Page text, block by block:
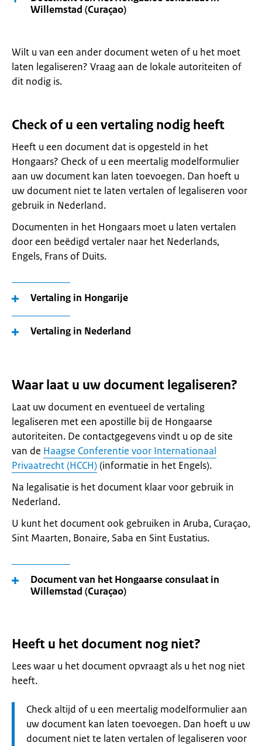
Willemstad (Curaçao)
Wilt u van een ander document weten of u het moet
laten legaliseren? Vraag aan de lokale autoriteiten of
dit nodig is.
Check of u een vertaling nodig heeft
Heeft u een document dat is opgesteld in het
Hongaars? Check of u een meertalig modelformulier
aan uw document kan laten toevoegen. Dan hoeft u
uw document niet te laten vertalen of legaliseren voor
gebruik in Nederland.
Documenten in het Hongaars moet u laten vertalen
door een beëdigd vertaler naar het Nederlands,
Engels, Frans of Duits.
Vertaling in Hongarije
Vertaling in Nederland
Waar laat u uw document legaliseren?
Laat uw document en eventueel de vertaling
legaliseren met een apostille bij de Hongaarse
autoriteiten. De contactgegevens vindt u op de site
van de Haagse Conferentie voor Internationaal
Privaatrecht (HCCH)(informatie in het Engels).
Na legalisatie is het document klaar voor gebruik in
Nederland.
U kunt het document ook gebruiken in Aruba, Curaçao,
Sint Maarten, Bonaire, Saba en Sint Eustatius.
Document van het Hongaarse consulaat in
Willemstad (Curaçao)
Heeft u het document nog niet?
Lees waar u het document opvraagt als u het nog niet
heeft.
Let
op:
Check altijd of u een meertalig modelformulier aan
uw document kan laten toevoegen. Dan hoeft u uw
document niet te laten vertalen of legaliseren voor